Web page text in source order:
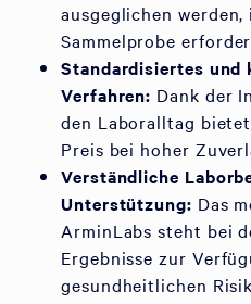
ausgeglichen
Sammelprobe
Standardisiertes
Verfahren: Dank der
den Laboralltag
Preis bei hoher
Verständliche
Unterstützung: Das
ArminLabs steht bei
Ergebnisse zur
gesundheitlichen